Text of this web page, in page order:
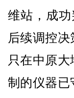
维站，成
后续调控
只在中原
制的仪器